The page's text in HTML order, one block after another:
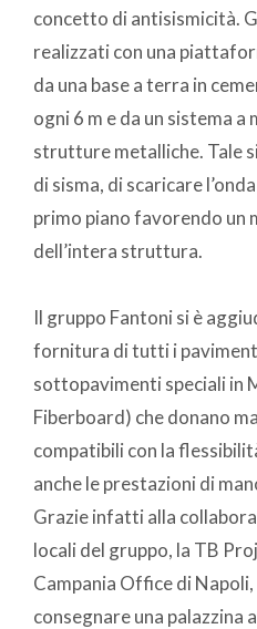
concetto di antisismicità.
realizzati con una
da una base a terra in
ogni 6 m e da un sistema a
strutture metalliche. Tale
di sisma, di scaricare
primo piano favorendo un
dell’intera struttura.
Il gruppo Fantoni si è
fornitura di tutti i
sottopavimenti speciali in
Fiberboard) che donano
compatibili con la
anche le prestazioni di
Grazie infatti alla
locali del gruppo, la TB
Campania Office di
consegnare una palazzina